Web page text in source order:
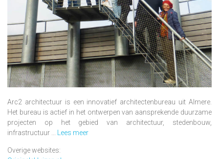
Arc2 architectuur is een innovatief architectenbureau uit Almere.
Het bureau is actief in het ontwerpen van aansprekende duurzame
projecten op het gebied van architectuur, stedenbouw,
infrastructuur ...
Lees meer
Overige websites: